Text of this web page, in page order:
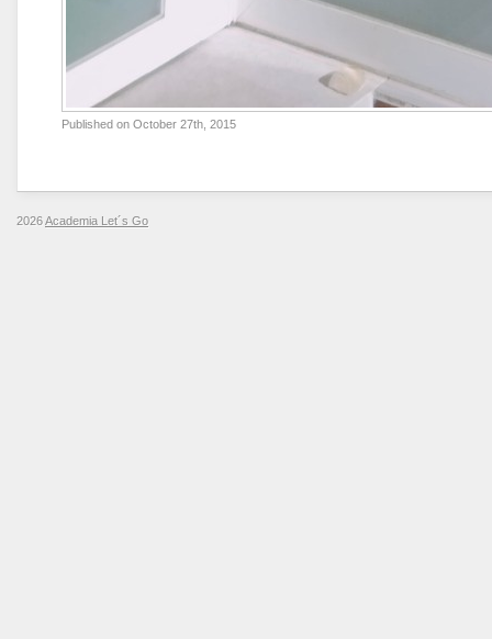
Published on October 27th, 2015
2026Academia Let´s Go